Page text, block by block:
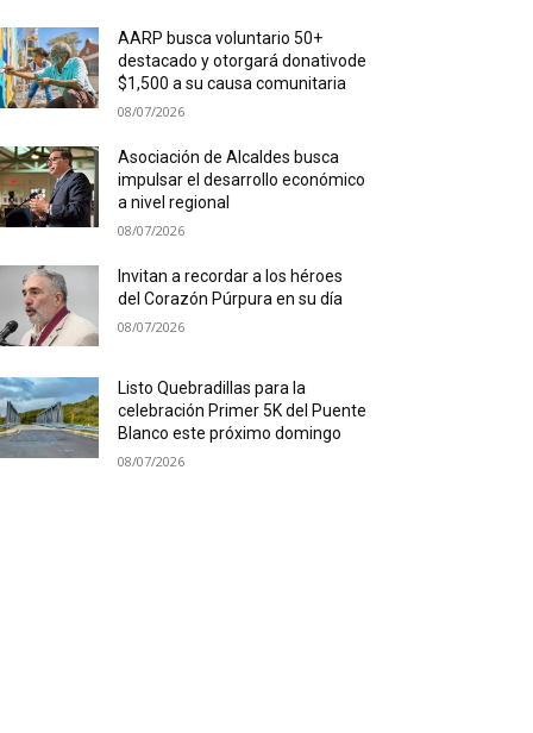
AARP busca voluntario 50+
destacado y otorgará donativode
$1,500 a su causa comunitaria
08/07/2026
Asociación de Alcaldes busca
impulsar el desarrollo económico
a nivel regional
08/07/2026
Invitan a recordar a los héroes
del Corazón Púrpura en su día
08/07/2026
Listo Quebradillas para la
celebración Primer 5K del Puente
Blanco este próximo domingo
08/07/2026